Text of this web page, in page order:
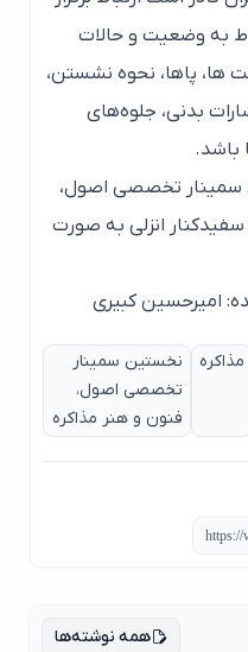
وضعیت و حالات
پاها، نحوه نشستن،
بدنی، جلوه‌های
تخصصی اصول،
انزلی به صورت
کبیری
نخستین سمینار
تخصصی اصول،
فنون و هنر مذاکره
همه نوشته‌ها